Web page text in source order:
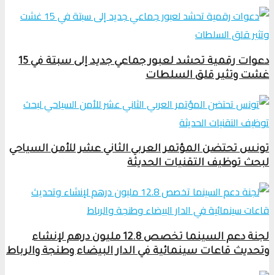
دعوات رقمية تحشد لعبور جماعي جديد إلى سبتة في 15
غشت وتثير قلق السلطات
تونس تحتضن المؤتمر العربي الثاني عشر للأمن السياحي
لبحث توظيف التقنيات الحديثة
لجنة دعم السينما تخصص 12.8 مليون درهم لإنشاء
وتحديث قاعات سينمائية في الدار البيضاء وطنجة والرباط